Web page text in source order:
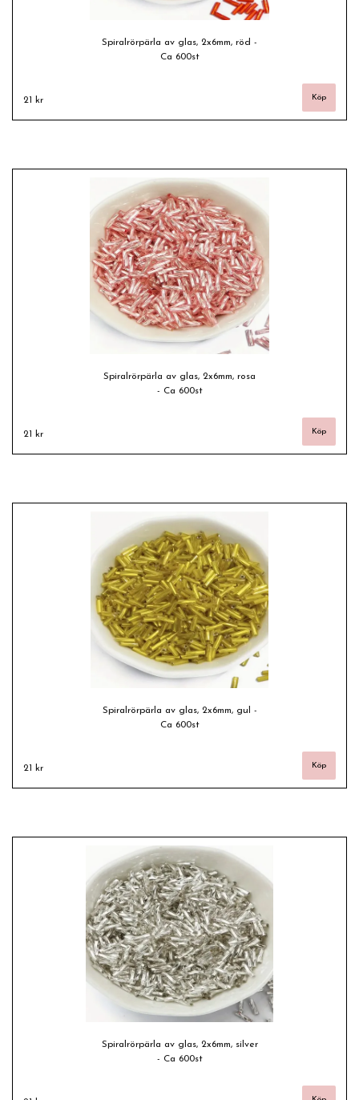
Spiralrörpärla av glas, 2x6mm, röd -
Ca 600st
21 kr
Spiralrörpärla av glas, 2x6mm, rosa
- Ca 600st
21 kr
Spiralrörpärla av glas, 2x6mm, gul -
Ca 600st
21 kr
Spiralrörpärla av glas, 2x6mm, silver
- Ca 600st